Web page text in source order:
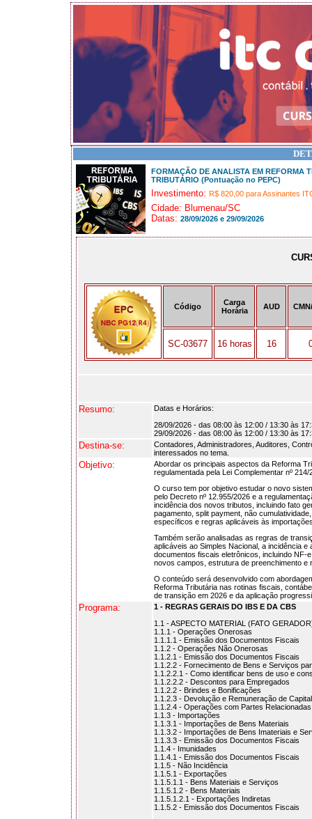
FORMAÇÃO DE ANALISTA EM REFORMA
TRIBUTÁRIO (Pontuação no PEPC)
Investimento: R$ 820,00 para Assinantes
Cidade: Blumenau/SC
Datas: 28/09/2026 e 29/09/2026
Código
Carga
Horária
AUD
SC-03677 16 horas 16
Resumo:
Datas e Horários:
28/09/2026 - das 08:00 às 12:00 / 13:30 às
29/09/2026 - das 08:00 às 12:00 / 13:30 às
Destina-se:
Contadores, Administradores, Auditores,
interessados no tema.
Objetivo:
Abordar os principais aspectos da Reforma
regulamentada pela Lei Complementar nº
O curso tem por objetivo estudar o novo
pelo Decreto nº 12.955/2026 e a
incidência dos novos tributos, incluindo fato
pagamento, split payment, não
específicos e regras aplicáveis às
Também serão analisadas as regras de
aplicáveis ao Simples Nacional, a incidência
documentos fiscais eletrônicos, incluindo NF-
novos campos, estrutura de preenchimento e
O conteúdo será desenvolvido com
Reforma Tributária nas rotinas fiscais,
de transição em 2026 e da aplicação
Programa:
1 - REGRAS GERAIS DO IBS E DA CBS
1.1 - ASPECTO MATERIAL (FATO
1.1.1 - Operações Onerosas
1.1.1.1 - Emissão dos Documentos Fiscais
1.1.2 - Operações Não Onerosas
1.1.2.1 - Emissão dos Documentos Fiscais
1.1.2.2 - Fornecimento de Bens e Serviços
1.1.2.2.1 - Como identificar bens de uso e
1.1.2.2.2 - Descontos para Empregados
1.1.2.2 - Brindes e Bonificações
1.1.2.3 - Devolução e Remuneração de Capital
1.1.2.4 - Operações com Partes Relacionadas
1.1.3 - Importações
1.1.3.1 - Importações de Bens Materiais
1.1.3.2 - Importações de Bens Imateriais e
1.1.3.3 - Emissão dos Documentos Fiscais
1.1.4 - Imunidades
1.1.4.1 - Emissão dos Documentos Fiscais
1.1.5 - Não Incidência
1.1.5.1 - Exportações
1.1.5.1.1 - Bens Materiais e Serviços
1.1.5.1.2 - Bens Materiais
1.1.5.1.2.1 - Exportações Indiretas
1.1.5.2 - Emissão dos Documentos Fiscais